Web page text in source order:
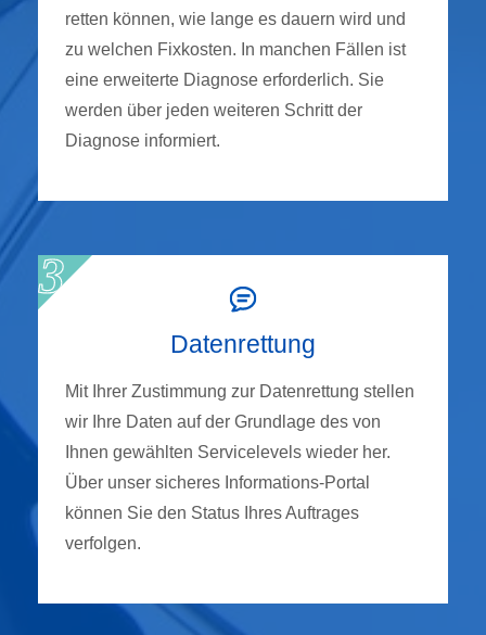
retten können, wie lange es dauern wird und
zu welchen Fixkosten. In manchen Fällen ist
eine erweiterte Diagnose erforderlich. Sie
werden über jeden weiteren Schritt der
Diagnose informiert.
Datenrettung
Mit Ihrer Zustimmung zur Datenrettung stellen
wir Ihre Daten auf der Grundlage des von
Ihnen gewählten Servicelevels wieder her.
Über unser sicheres Informations-Portal
können Sie den Status Ihres Auftrages
verfolgen.